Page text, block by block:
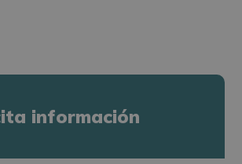
información